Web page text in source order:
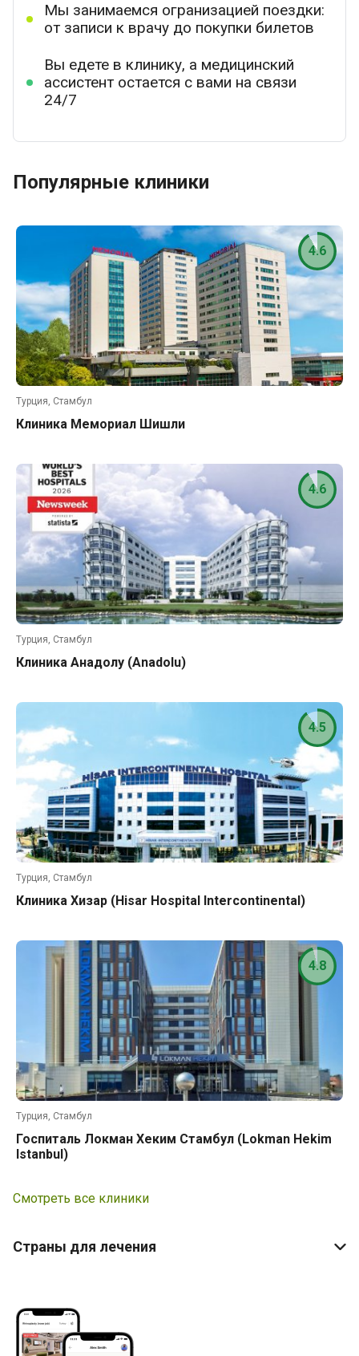
Мы занимаемся огранизацией поездки:
от записи к врачу до покупки билетов
Вы едете в клинику, а медицинский
ассистент остается с вами на связи
24/7
Популярные клиники
Турция, Стамбул
Клиника Мемориал Шишли
4.6
Турция, Стамбул
Клиника Анадолу (Anadolu)
4.6
Турция, Стамбул
Клиника Хизар (Hisar Hospital Intercontinental)
4.5
Турция, Стамбул
Госпиталь Локман Хеким Стамбул (Lokman Hekim
Istanbul)
4.8
Смотреть все клиники
Страны для лечения